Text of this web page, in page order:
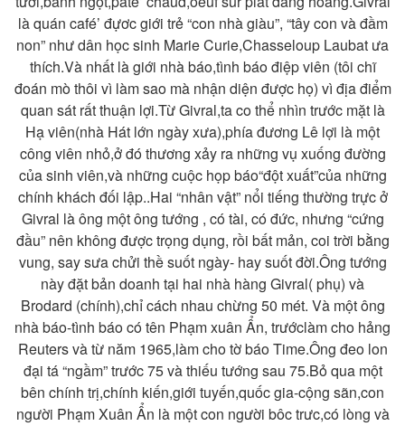
là quán café’ đựơc giới trẻ “con nhà giàu”, “tây con và đầm
non” như dân học sinh Marie Curie,Chasseloup Laubat ưa
thích.Và nhất là giới nhà báo,tình báo điệp viên (tôi chĩ
đoán mò thôi vì làm sao mà nhận diện được họ) vì địa điểm
quan sát rất thuận lợi.Từ Givral,ta co thể nhìn trước mặt là
Hạ viên(nhà Hát lớn ngày xưa),phía đương Lê lợi là một
công viên nhỏ,ở đó thương xảy ra những vụ xuống đường
của sinh viên,và những cuộc họp báo“đột xuất”của những
chính khách đối lập..Hai “nhân vật” nổi tiếng thường trực ở
Givral là ông một ông tướng , có tài, có đức, nhưng “cứng
đầu” nên không được trọng dụng, rồi bất mản, coi trời bằng
vung, say sưa chửi thề suốt ngày- hay suốt đời.Ông tướng
này đặt bản doanh tại hai nhà hàng Givral( phụ) và
Brodard (chính),chỉ cách nhau chừng 50 mét. Và một ông
nhà báo-tình báo có tên Phạm xuân Ẩn, trướclàm cho hảng
Reuters và từ năm 1965,làm cho tờ báo Time.Ông đeo lon
đại tá “ngầm” trước 75 và thiếu tướng sau 75.Bỏ qua một
bên chính trị,chính kiến,giới tuyến,quốc gia-cộng sãn,con
người Phạm Xuân Ẩn là một con người bôc trưc,có lòng và